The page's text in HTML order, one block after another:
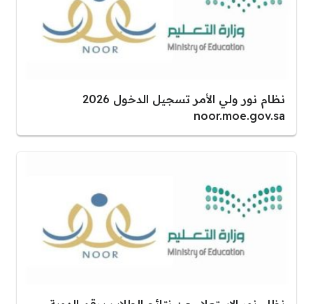
نظام نور ولي الأمر تسجيل الدخول 2026
noor.moe.gov.sa